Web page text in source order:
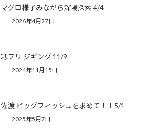
マグロ様子みながら深場探索 4/4
2026年4月27日
寒ブリ ジギング 11/9
2024年11月15日
佐渡 ビッグフィッシュを求めて！！5/1
2025年5月7日